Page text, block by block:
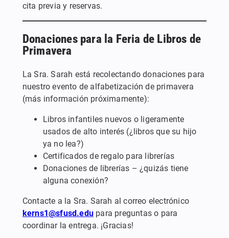
cita previa y reservas.
Donaciones para la Feria de Libros de
Primavera
La Sra. Sarah está recolectando donaciones para
nuestro evento de alfabetización de primavera
(más información próximamente):
Libros infantiles nuevos o ligeramente
usados de alto interés (¿libros que su hijo
ya no lea?)
Certificados de regalo para librerías
Donaciones de librerías – ¿quizás tiene
alguna conexión?
Contacte a la Sra. Sarah al correo electrónico
kerns1@sfusd.edu para preguntas o para
coordinar la entrega. ¡Gracias!